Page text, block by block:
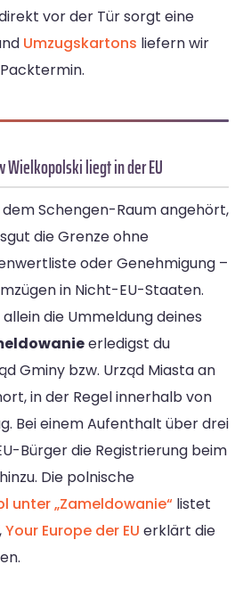
vor der Tür sorgt eine
Umzugskartons liefern wir
Wielkopolski liegt in der EU
dem Schengen-Raum angehört,
die Grenze ohne
oder Genehmigung –
in Nicht-EU-Staaten.
die Ummeldung deines
erledigst du
Gminy bzw. Urząd Miasta an
in der Regel innerhalb von
Bei einem Aufenthalt über drei
Bürger die Registrierung beim
Die polnische
unter „Zameldowanie“ listet
Your Europe der EU erklärt die